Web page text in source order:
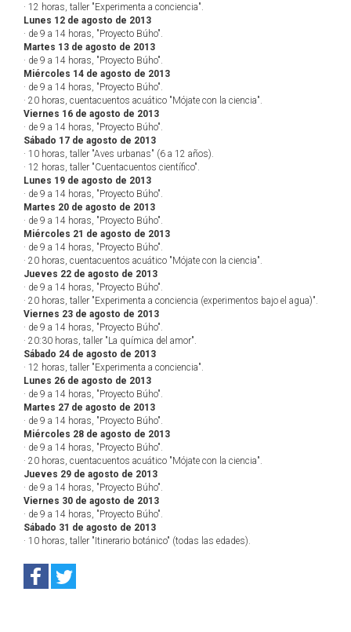
· 12 horas, taller "Experimenta a conciencia".
Lunes 12 de agosto de 2013
· de 9 a 14 horas, "Proyecto Búho".
Martes 13 de agosto de 2013
· de 9 a 14 horas, "Proyecto Búho".
Miércoles 14 de agosto de 2013
· de 9 a 14 horas, "Proyecto Búho".
· 20 horas, cuentacuentos acuático "Mójate con la ciencia".
Viernes 16 de agosto de 2013
· de 9 a 14 horas, "Proyecto Búho".
Sábado 17 de agosto de 2013
· 10 horas, taller "Aves urbanas" (6 a 12 años).
· 12 horas, taller "Cuentacuentos científico".
Lunes 19 de agosto de 2013
· de 9 a 14 horas, "Proyecto Búho".
Martes 20 de agosto de 2013
· de 9 a 14 horas, "Proyecto Búho".
Miércoles 21 de agosto de 2013
· de 9 a 14 horas, "Proyecto Búho".
· 20 horas, cuentacuentos acuático "Mójate con la ciencia".
Jueves 22 de agosto de 2013
· de 9 a 14 horas, "Proyecto Búho".
· 20 horas, taller "Experimenta a conciencia (experimentos bajo el agua)".
Viernes 23 de agosto de 2013
· de 9 a 14 horas, "Proyecto Búho".
· 20:30 horas, taller "La química del amor".
Sábado 24 de agosto de 2013
· 12 horas, taller "Experimenta a conciencia".
Lunes 26 de agosto de 2013
· de 9 a 14 horas, "Proyecto Búho".
Martes 27 de agosto de 2013
· de 9 a 14 horas, "Proyecto Búho".
Miércoles 28 de agosto de 2013
· de 9 a 14 horas, "Proyecto Búho".
· 20 horas, cuentacuentos acuático "Mójate con la ciencia".
Jueves 29 de agosto de 2013
· de 9 a 14 horas, "Proyecto Búho".
Viernes 30 de agosto de 2013
· de 9 a 14 horas, "Proyecto Búho".
Sábado 31 de agosto de 2013
· 10 horas, taller "Itinerario botánico" (todas las edades).